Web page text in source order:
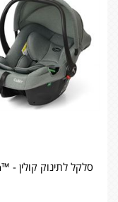
סלקל לתינוק קולין - ™Colin